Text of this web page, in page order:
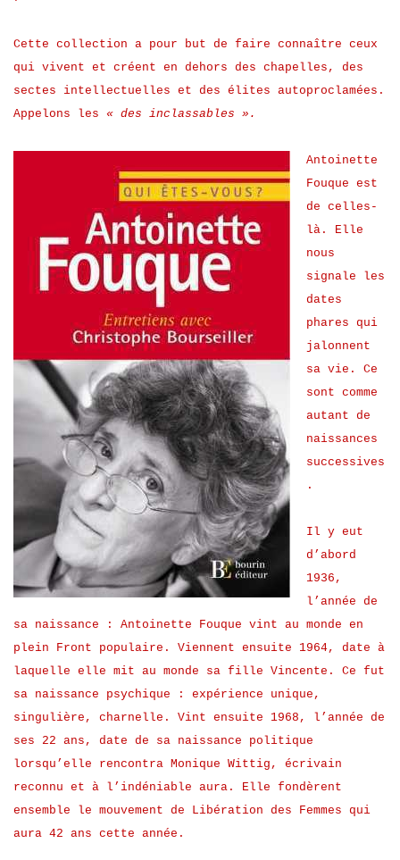
Cette collection a pour but de faire connaître ceux
qui vivent et créent en dehors des chapelles, des
sectes intellectuelles et des élites autoproclamées.
Appelons les « des inclassables ».
Antoinette
Fouque est
de celles-
là. Elle
nous
signale les
dates
phares qui
jalonnent
sa vie. Ce
sont comme
autant de
naissances
successives
.
Il y eut
d’abord
1936,
l’année de
sa naissance : Antoinette Fouque vint au monde en
plein Front populaire. Viennent ensuite 1964, date à
laquelle elle mit au monde sa fille Vincente. Ce fut
sa naissance psychique : expérience unique,
singulière, charnelle. Vint ensuite 1968, l’année de
ses 22 ans, date de sa naissance politique
lorsqu’elle rencontra Monique Wittig, écrivain
reconnu et à l’indéniable aura. Elle fondèrent
ensemble le mouvement de Libération des Femmes qui
aura 42 ans cette année.